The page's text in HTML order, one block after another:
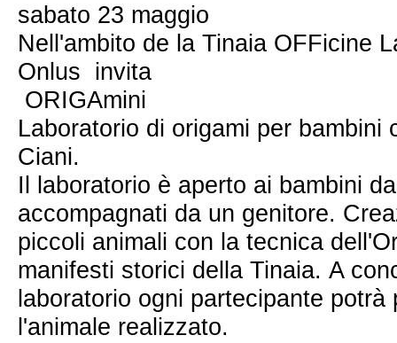
sabato 23 maggio
Nell'ambito de la Tinaia OFFicine
Onlus invita
ORIGAmini
Laboratorio di origami per bambini
Ciani.
Il laboratorio è aperto ai bambini
accompagnati da un genitore.
piccoli animali con la tecnica
manifesti storici della Tinaia. A
laboratorio ogni partecipante potrà
l'animale realizzato.